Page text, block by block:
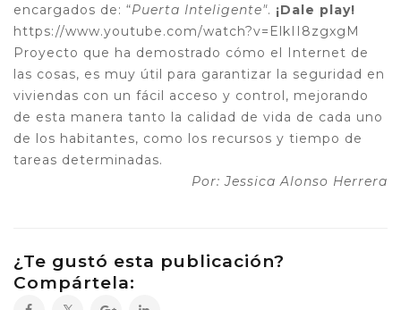
encargados de: “Puerta Inteligente". ¡Dale play!
https://www.youtube.com/watch?v=ElkII8zgxgM
Proyecto que ha demostrado cómo el Internet de
las cosas, es muy útil para garantizar la seguridad en
viviendas con un fácil acceso y control, mejorando
de esta manera tanto la calidad de vida de cada uno
de los habitantes, como los recursos y tiempo de
tareas determinadas.
Por: Jessica Alonso Herrera
¿Te gustó esta publicación?
Compártela: